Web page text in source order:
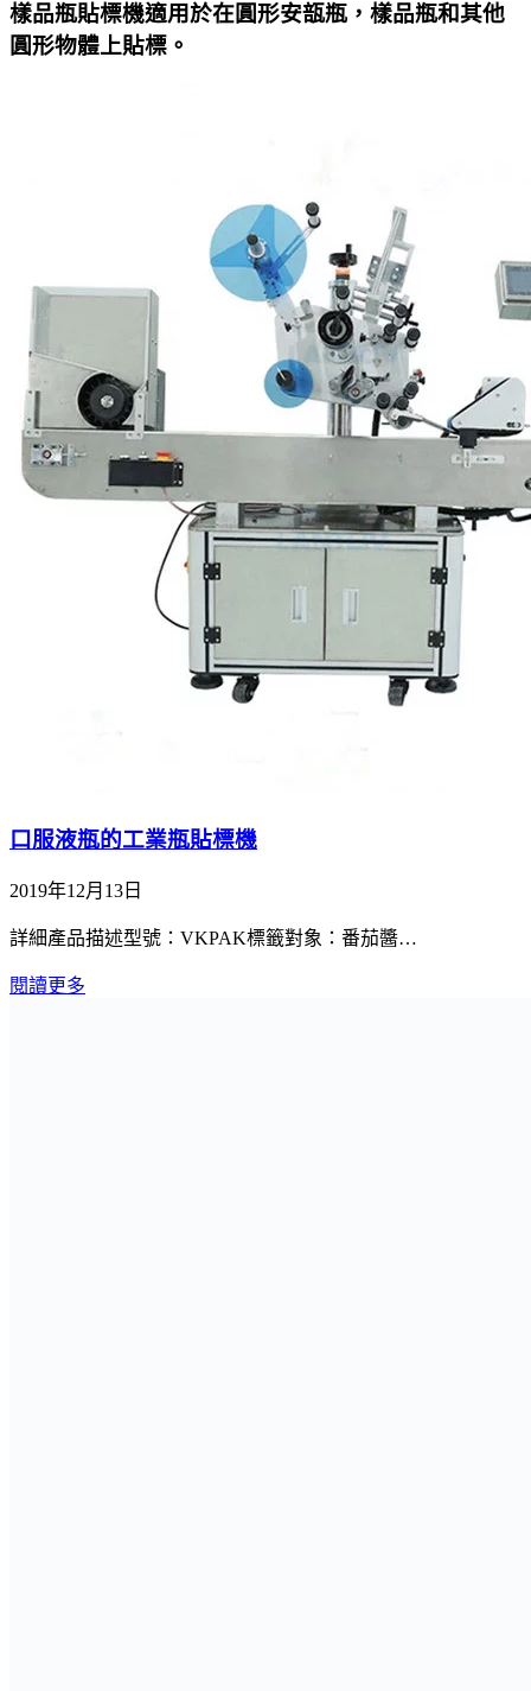
樣品瓶貼標機適用於在圓形安瓿瓶，樣品瓶和其他
圓形物體上貼標。
口服液瓶的工業瓶貼標機
2019年12月13日
詳細產品描述型號：VKPAK標籤對象：番茄醬…
閱讀更多